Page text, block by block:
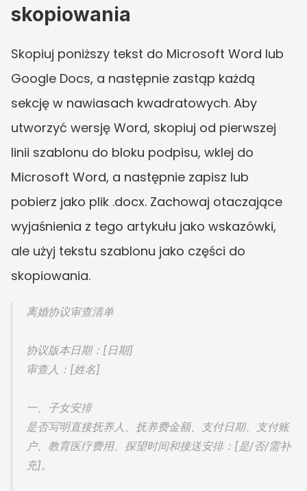
skopiowania
Skopiuj poniższy tekst do Microsoft Word lub
Google Docs, a następnie zastąp każdą
sekcję w nawiasach kwadratowych. Aby
utworzyć wersję Word, skopiuj od pierwszej
linii szablonu do bloku podpisu, wklej do
Microsoft Word, a następnie zapisz lub
pobierz jako plik .docx. Zachowaj otaczające
wyjaśnienia z tego artykułu jako wskazówki,
ale użyj tekstu szablonu jako części do
skopiowania.
离婚协议审查清单
协议版本日期：[日期]
审查人：[姓名]
一、子女安排
是否写明直接抚养人、抚养费金额、支付日期、支付账
户、教育医疗费用、探望时间和接送安排：[是/否/需补
充]。